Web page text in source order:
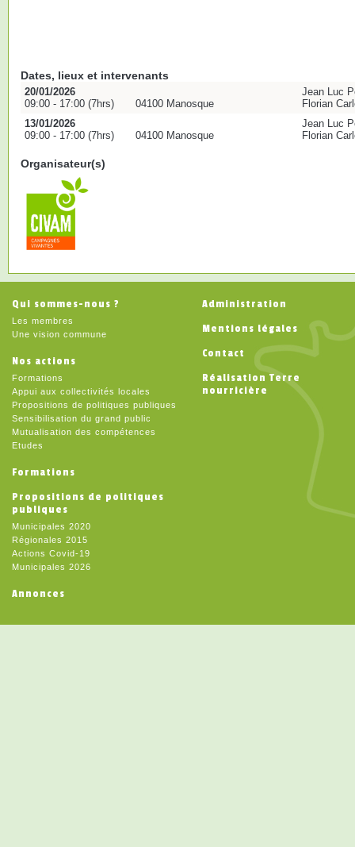
Dates, lieux et intervenants
20/01/2026
09:00 - 17:00 (7hrs)
04100 Manosque
Jean Luc
Florian
13/01/2026
09:00 - 17:00 (7hrs)
04100 Manosque
Jean Luc
Florian
Organisateur(s)
Qui sommes-nous ?
Les membres
Une vision commune
Nos actions
Formations
Appui aux collectivités locales
Propositions de politiques publiques
Sensibilisation du grand public
Mutualisation des compétences
Etudes
Formations
Propositions de politiques
publiques
Municipales 2020
Régionales 2015
Actions Covid-19
Municipales 2026
Annonces
Administration
Mentions légales
Contact
Réalisation Terre
nourricière